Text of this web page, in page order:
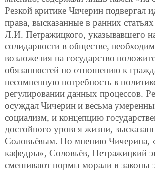
Резкой критике Чичерин подвергал
права, высказанные в ранних статьях
Л.И. Петражицкого, указывавшего
солидарности в обществе,
возложения на государство
обязанностей по отношению к
несомненную потребность в
регулировании данных процессов.
осуждал Чичерин и весьма
социализм, и концепцию
достойного уровня жизни,
Соловьёвым. По мнению Чичерина,
кафедры», Соловьёв, Петражицкий
смешивают нормы морали и законы